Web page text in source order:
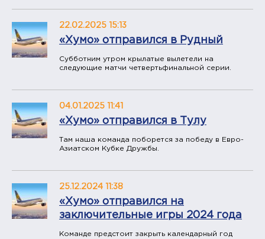
22.02.2025 15:13
«Хумо» отправился в Рудный
Субботним утром крылатые вылетели на
следующие матчи четвертьфинальной серии.
04.01.2025 11:41
«Хумо» отправился в Тулу
Там наша команда поборется за победу в Евро-
Азиатском Кубке Дружбы.
25.12.2024 11:38
«Хумо» отправился на
заключительные игры 2024 года
Команде предстоит закрыть календарный год